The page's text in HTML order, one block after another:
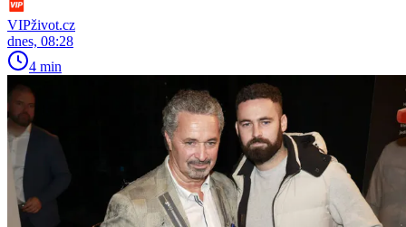
VIPživot.cz
dnes, 08:28
4 min